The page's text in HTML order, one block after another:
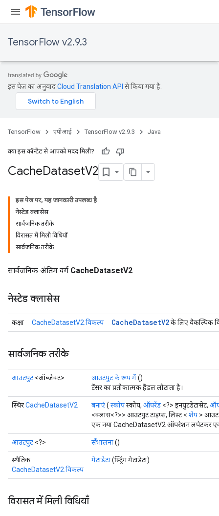
TensorFlow v2.9.3
इस पेज का अनुवादCloud Translation API से किया गया है.
TensorFlow एपीआई TensorFlow v2.9.3 Java
क्या इस कॉन्टेंट से आपको मदद मिली?
CacheDatasetV2
इस पेज पर, यह जानकारी उपलब्ध है
नेस्टेड क्लासेस
सार्वजनिक तरीके
विरासत में मिली विधियाँ
सार्वजनिक तरीके
सार्वजनिक अंतिम वर्ग CacheDatasetV2
नेस्टेड क्लासेस
कक्षा CacheDatasetV2.विकल्प CacheDatasetV2के लिए वैकल्पिक
सार्वजनिक तरीके
आउटपुट <ऑब्जेक्ट> आउटपुट के रूप में()
टेंसर का प्रतीकात्मक हैंडल लौटाता है।
स्थिरCacheDatasetV2 बनाएं( स्कोपस्कोप, ऑपरेंड <?> इनपुटडेटासेट,
<क्लास<?>> आउटपुट टाइप्स, लिस्ट < शेप >
एक नया CacheDatasetV2 ऑपरेशन लपेटकर एक
आउटपुट <?> सँभालना()
स्थैतिक
CacheDatasetV2.विकल्प
मेटाडेटा(स्ट्रिंग मेटाडेटा)
विरासत में मिली विधियाँ